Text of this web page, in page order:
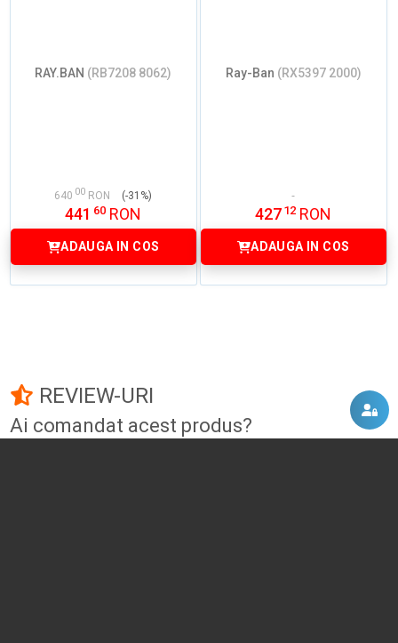
RAY.BAN (RB7208 8062)
640 00 RON (-31%)
441 60 RON
ADAUGA IN COS
Ray-Ban (RX5397 2000)
427 12 RON
ADAUGA IN COS
REVIEW-URI
Ai comandat acest produs?